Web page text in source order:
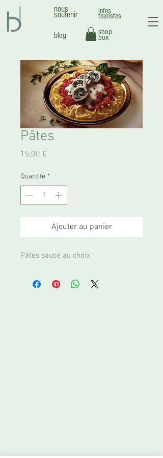
nous
soutenir infos
touristes
blog shop
box
Pâtes
15,00 €
Quantité *
Ajouter au panier
Pâtes sauce au choix